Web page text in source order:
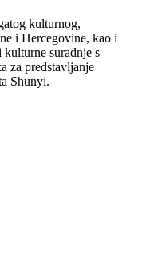
kulturnog,
i Hercegovine, kao i
suradnje s
za predstavljanje
Shunyi.